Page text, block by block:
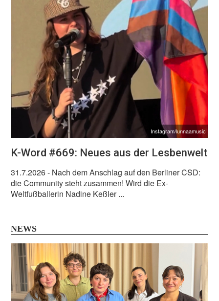
Instagram/lunnaamusic
K-Word #669: Neues aus der Lesbenwelt
31.7.2026- Nach dem Anschlag auf den Berliner CSD:
die Community steht zusammen! Wird die Ex-
Weltfußballerin Nadine Keßler ...
NEWS